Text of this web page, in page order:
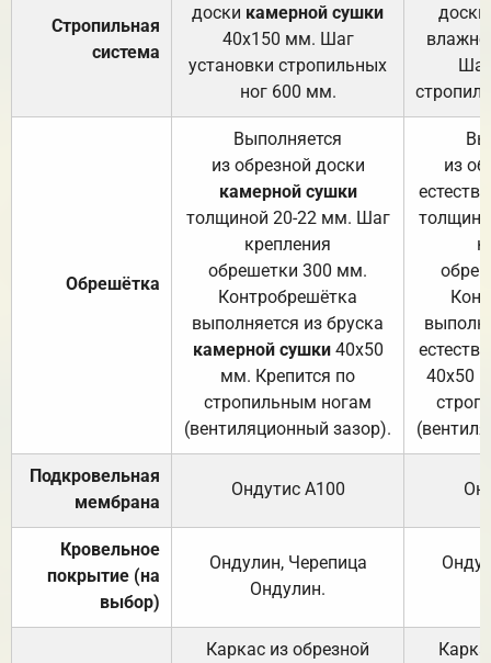
Стропильная
система
доски камерной сушки
40х150 мм. Шаг
установки стропильных
ног 600 мм.
доски
Обрешётка
Выполняется
из обрезной доски
камерной сушки
толщиной 20-22 мм. Шаг
крепления
обрешетки 300 мм.
Контробрешётка
выполняется из бруска
камерной сушки40х50
мм. Крепится по
стропильным ногам
(вентиляционный зазор).
из
40х50
Подкровельная
мембрана
Ондутис А100
Кровельное
покрытие (на
выбор)
Ондулин, Черепица
Ондулин.
Каркас из обрезной